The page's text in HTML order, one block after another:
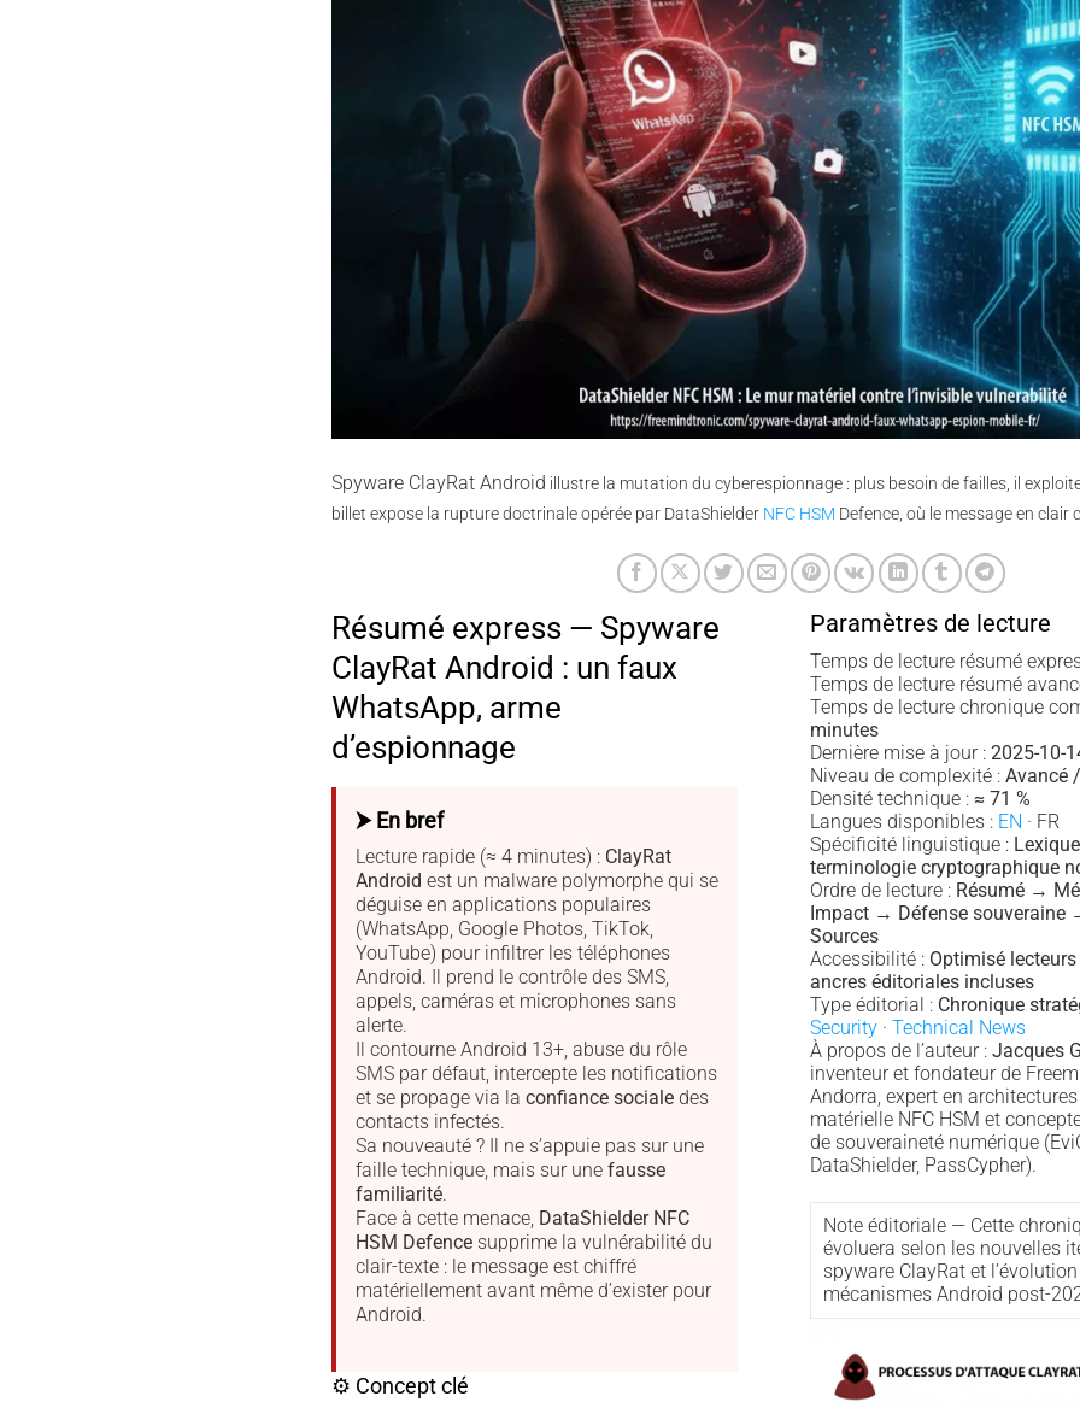
Spyware ClayRat Android illustre la mutation du cyberespionnage : plus besoin de failles, il
billet expose la rupture doctrinale opérée par DataShielder NFC HSM Defence, où le message en clair
Résumé express — Spyware
ClayRat Android : un faux
WhatsApp, arme
d’espionnage
⮞ En bref
Lecture rapide (≈ 4 minutes) : ClayRat
Android est un malware polymorphe qui se
déguise en applications populaires
(WhatsApp, Google Photos, TikTok,
YouTube) pour infiltrer les téléphones
Android. Il prend le contrôle des SMS,
appels, caméras et microphones sans
alerte.
Il contourne Android 13+, abuse du rôle
SMS par défaut, intercepte les notifications
et se propage via la confiance socialedes
contacts infectés.
Sa nouveauté ? Il ne s’appuie pas sur une
faille technique, mais sur une fausse
familiarité.
Face à cette menace, DataShielder NFC
HSM Defencesupprime la vulnérabilité du
clair-texte : le message est chiffré
matériellement avant même d’exister pour
Android.
⚙ Concept clé
Paramètres de lecture
Temps de lecture résumé
Temps de lecture résumé
Temps de lecture chronique
minutes
Dernière mise à jour : 2025-10-
Niveau de complexité : Avancé
Densité technique : ≈ 71 %
Langues disponibles : EN · FR
Spécificité linguistique :
terminologie cryptographique
Ordre de lecture : Résumé →
Impact → Défense souveraine
Sources
Accessibilité : Optimisé lecteurs
ancres éditoriales incluses
Type éditorial : Chronique
Security · Technical News
À propos de l’auteur : Jacques
inventeur et fondateur de
Andorra, expert en
matérielle NFC HSM et
de souveraineté numérique
DataShielder, PassCypher).
Note éditoriale — Cette
évoluera selon les nouvelles
spyware ClayRat et
mécanismes Android post-